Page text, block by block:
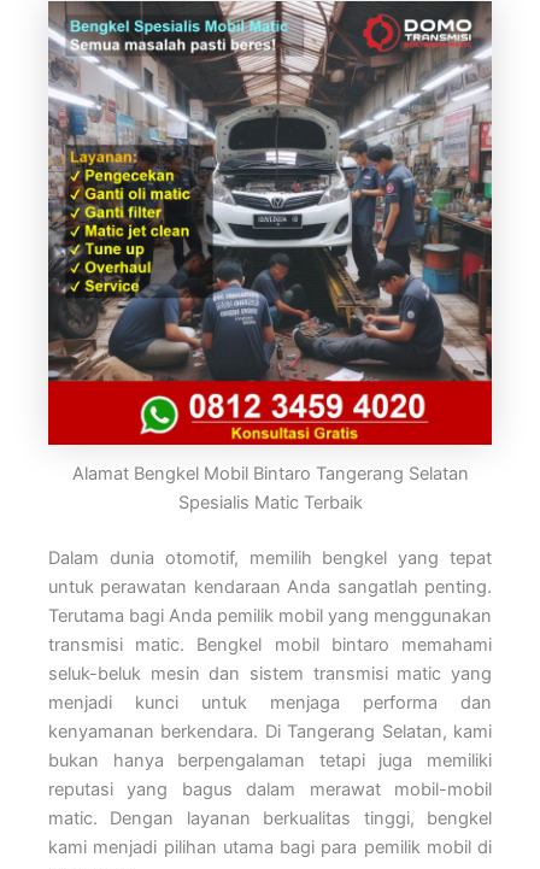
Alamat Bengkel Mobil Bintaro Tangerang Selatan
Spesialis Matic Terbaik
Dalam dunia otomotif, memilih bengkel yang tepat
untuk perawatan kendaraan Anda sangatlah penting.
Terutama bagi Anda pemilik mobil yang menggunakan
transmisi matic. Bengkel mobil bintaro memahami
seluk-beluk mesin dan sistem transmisi matic yang
menjadi kunci untuk menjaga performa dan
kenyamanan berkendara. Di Tangerang Selatan, kami
bukan hanya berpengalaman tetapi juga memiliki
reputasi yang bagus dalam merawat mobil-mobil
matic. Dengan layanan berkualitas tinggi, bengkel
kami menjadi pilihan utama bagi para pemilik mobil di